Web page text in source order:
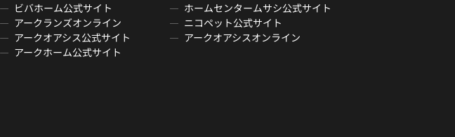
ビバホーム公式サイト
ホームセンタームサシ公式サイト
アークランズオンライン
ニコペット公式サイト
アークオアシス公式サイト
アークオアシスオンライン
アークホーム公式サイト